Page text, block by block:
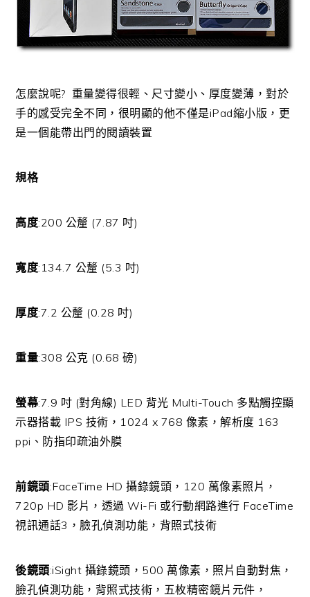
怎麼說呢? 重量變得很輕、尺寸變小、厚度變薄，對於
手的感受完全不同，很明顯的他不僅是iPad縮小版，更
是一個能帶出門的閱讀裝置
規格
高度:200 公釐 (7.87 吋)
寬度:134.7 公釐 (5.3 吋)
厚度:7.2 公釐 (0.28 吋)
重量:308 公克 (0.68 磅)
螢幕:7.9 吋 (對角線) LED 背光 Multi-Touch 多點觸控顯
示器搭載 IPS 技術，1024 x 768 像素，解析度 163
ppi、防指印疏油外膜
前鏡頭:FaceTime HD 攝錄鏡頭，120 萬像素照片，
720p HD 影片，透過 Wi-Fi 或行動網路進行 FaceTime
視訊通話3，臉孔偵測功能，背照式技術
後鏡頭:iSight 攝錄鏡頭，500 萬像素，照片自動對焦，
臉孔偵測功能，背照式技術，五枚精密鏡片元件，